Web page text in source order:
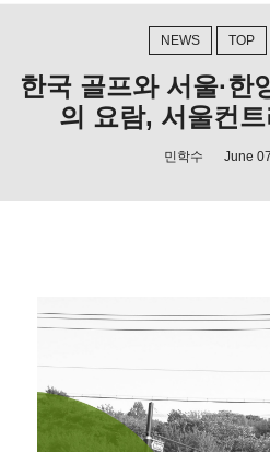
NEWS TOP
한국 골프와 서울·
의 요람, 서울컨
민학수 June